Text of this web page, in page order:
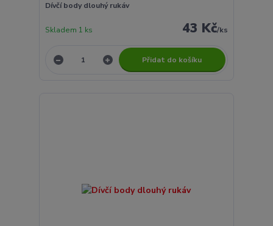
Dívčí body dlouhý rukáv
43 Kč/ks
Skladem 1 ks
Přidat do košíku